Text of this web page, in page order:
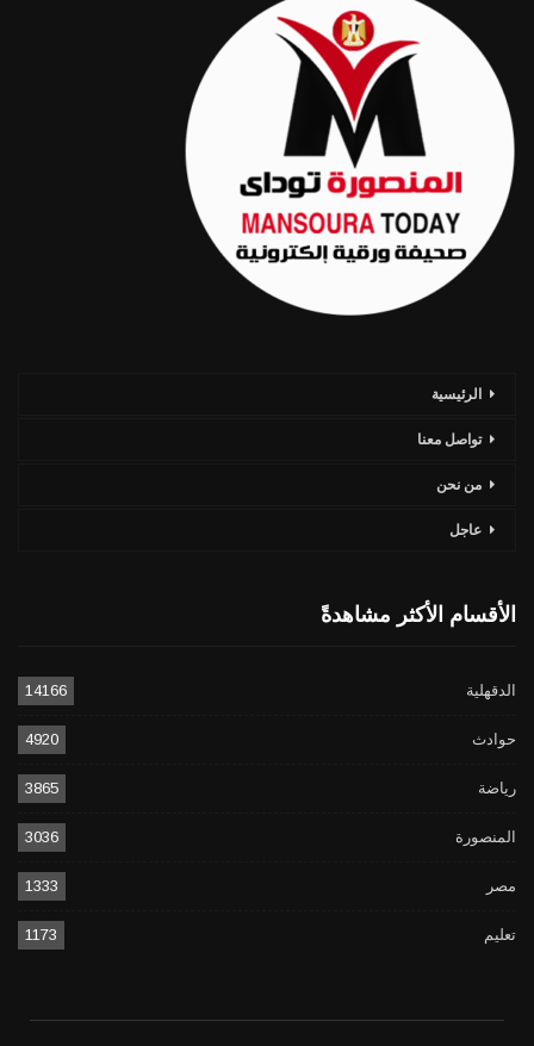
الرئيسية
تواصل معنا
من نحن
عاجل
الأقسام الأكثر مشاهدةً
الدقهلية 14166
حوادث 4920
رياضة 3865
المنصورة 3036
مصر 1333
تعليم 1173